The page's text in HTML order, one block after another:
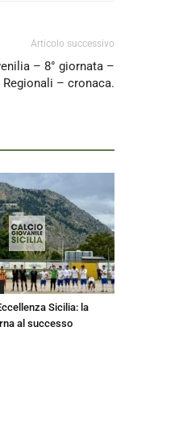
Articolo successivo
– 8° giornata –
– cronaca.
Sicilia: la
al successo